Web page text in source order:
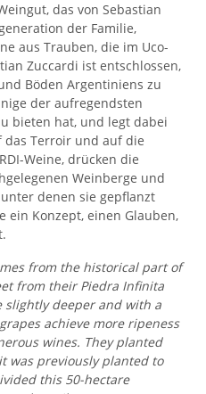
das von Sebastian
der Familie,
aus Trauben, die im Uco-
Zuccardi ist entschlossen,
Böden Argentiniens zu
der aufregendsten
bieten hat, und legt dabei
Terroir und auf die
Weine, drücken die
Weinberge und
denen sie gepflanzt
ein Konzept, einen Glauben,
from the historical part of
from their Piedra Infinita
slightly deeper and with a
achieve more ripeness
wines. They planted
was previously planted to
this 50-hectare